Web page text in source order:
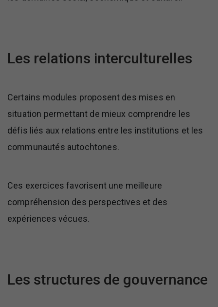
Les relations interculturelles
Certains modules proposent des mises en
situation permettant de mieux comprendre les
défis liés aux relations entre les institutions et les
communautés autochtones.
Ces exercices favorisent une meilleure
compréhension des perspectives et des
expériences vécues.
Les structures de gouvernance